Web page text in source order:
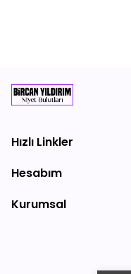
Hızlı Linkler
Hesabım
Kurumsal